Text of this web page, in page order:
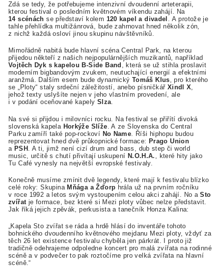
Zdá se tedy, že potřebujeme intenzivní dvoudenní arteterapii,
kterou festival o posledním květnovém víkendu zahájí. Na
14 scénách se představí kolem 120 kapel a divadel . A protože je
tahle přehlídka multižánrová, bude zahrnovat hned několik zón,
z nichž každá osloví jinou skupinu návštěvníků.
Mimořádně nabitá bude hlavní scéna Central Park, na kterou
přijedou někteří z našich nejpopulárnějších muzikantů, například
Vojtěch Dyk s kapelou B-Side Band , která se už stihla proslavit
moderním bigbandovým zvukem, neutuchající energií a efektními
aranžmá. Dalším esem bude dynamický Tomáš Klus, pro kterého
se „Ploty“ staly srdeční záležitostí, anebo písničkář Xindl X,
jehož texty uslyšíte nejen v jeho vlastním provedení, ale
i v podání oceňované kapely Slza.
Na své si přijdou i milovníci rocku. Na festival se přiřítí divoká
slovenská kapela Horkýže Slíže . A ze Slovenska do Central
Parku zamíří také pop-rockoví No Name . Říši hiphopu budou
reprezentovat hned dvě průkopnické formace: Prago Union
a PSH. A ti, jimž není cizí drum and bass, dub step či world
music, určitě s chutí přivítají uskupení N.O.H.A.
, které hity jako
Tu Café vynesly na největší evropské festivaly.
Konečně musíme zmínit dvě legendy, které mají k festivalu blízko
celé roky: SkupinaMňága a Žďorp hrála už na prvním ročníku
v roce 1992 a letos svým vystoupením celou akci zahájí. No aSto
zvířat je formace, bez které si Mezi ploty vůbec nelze představit.
Jak říká jejich zpěvák, perkusista a tanečník Honza Kalina:
„Kapela Sto zvířat se ráda a hrdě hlásí do inventáře tohoto
bohnického dvoudenního květnového mejdanu Mezi ploty, vždyť za
těch 26 let existence festivalu chyběla jen párkrát. I proto již
tradičně odehrajeme odpoledne koncert pro malá zvířata na rodinné
scéně a v podvečer to pak roztočíme pro velká zvířata na hlavní
scéně.“